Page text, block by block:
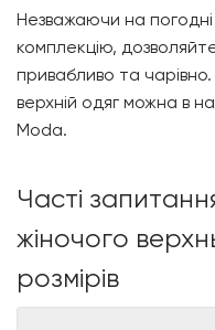
Незважаючи на
комплекцію,
привабливо та
верхній одяг можна в
Moda.
Часті
жіночого
розмірів